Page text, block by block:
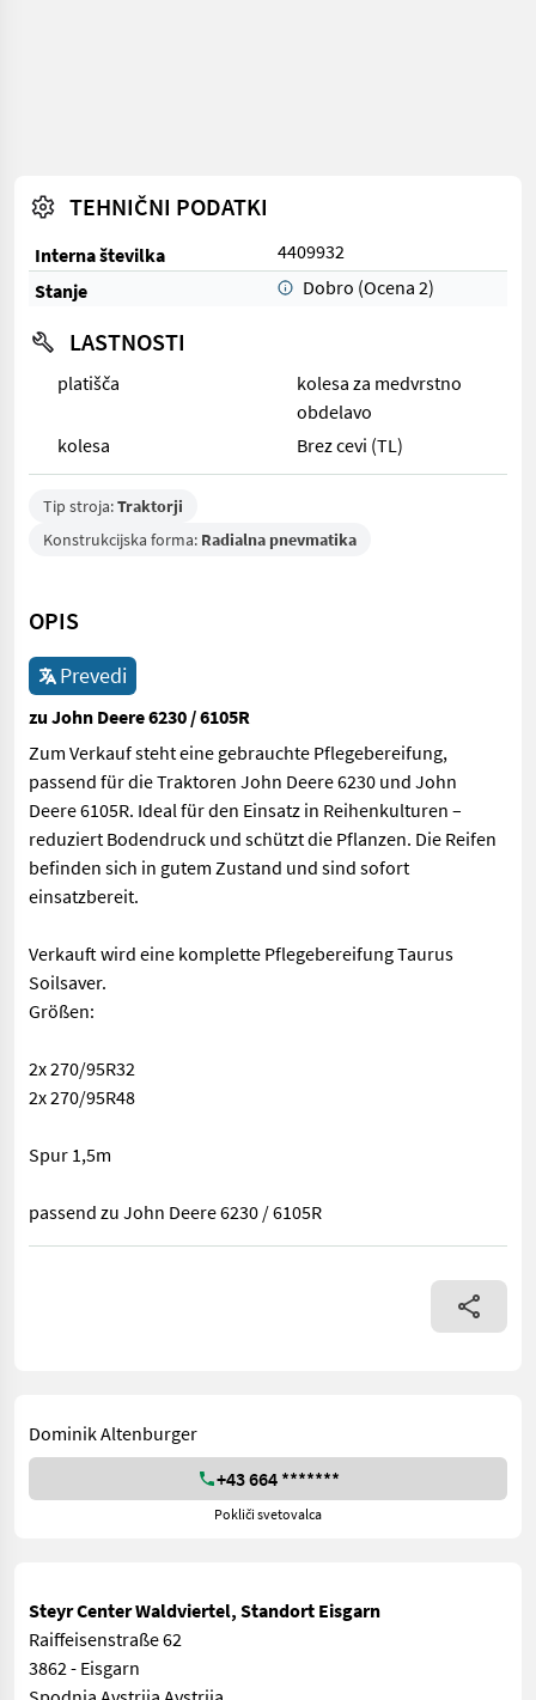
TEHNIČNI PODATKI
Interna številka
4409932
Stanje
Dobro (Ocena 2)
LASTNOSTI
platišča
kolesa za medvrstno
obdelavo
kolesa
Brez cevi (TL)
Tip stroja:Traktorji
Konstrukcijska forma: Radialna pnevmatika
OPIS
Prevedi
zu John Deere 6230 / 6105R
Zum Verkauf steht eine gebrauchte Pflegebereifung,
passend für die Traktoren John Deere 6230 und John
Deere 6105R. Ideal für den Einsatz in Reihenkulturen –
reduziert Bodendruck und schützt die Pflanzen. Die Reifen
befinden sich in gutem Zustand und sind sofort
einsatzbereit.
Verkauft wird eine komplette Pflegebereifung Taurus
Soilsaver.
Größen:
2x 270/95R32
2x 270/95R48
Spur 1,5m
passend zu John Deere 6230 / 6105R
Zum Verkauf steht eine gebrauchte Pflegebereifung, passend
Dominik Altenburger
+43 664 *******
Pokliči svetovalca
Steyr Center Waldviertel, Standort Eisgarn
Raiffeisenstraße 62
3862 - Eisgarn